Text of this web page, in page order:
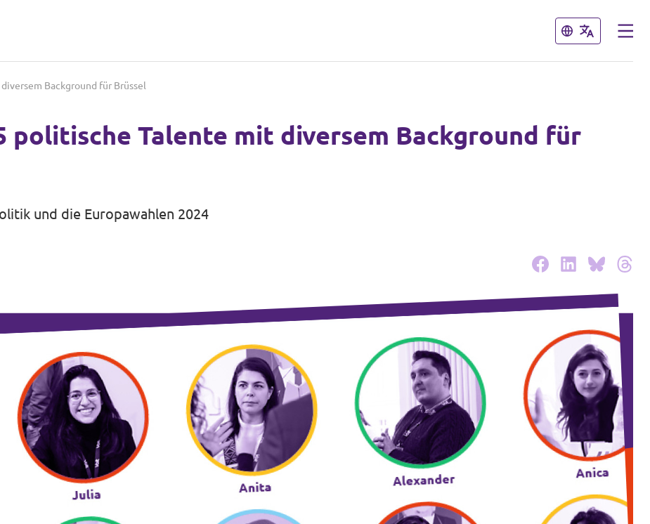
Schließen
Schließen
Background für Brüssel
politische Talente mit diversem Background für
und die Europawahlen 2024